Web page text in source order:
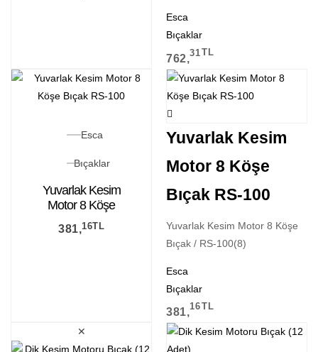
Esca
Bıçaklar
762,31TL
Esca
Bıçaklar
Yuvarlak Kesim
Motor 8 Köşe
Bıçak RS-100
381,16TL
Yuvarlak Kesim
Motor 8 Köşe
Bıçak RS-100
Yuvarlak Kesim Motor 8 Köşe
Bıçak / RS-100(8)
Esca
Bıçaklar
381,16TL
✕